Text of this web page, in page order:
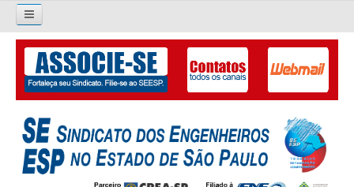
Pesquisar...
O SINDICATO
APRESENTAÇÃO
PALAVRA DO PRESIDENTE